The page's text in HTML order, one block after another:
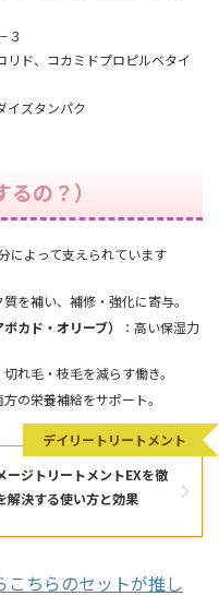
３
リド、コカミドプロピルベタイ
イズタンパク
の？）
によって支えられています
を補い、補修・強化に寄与。
カド・オリーブ）
：高い保湿力
れ毛・枝毛を減らす働き。
の栄養補給をサポート。
ージトリートメントEXを徹
解決する使い方と効果
デイリートリートメント
ちらのセットが推し